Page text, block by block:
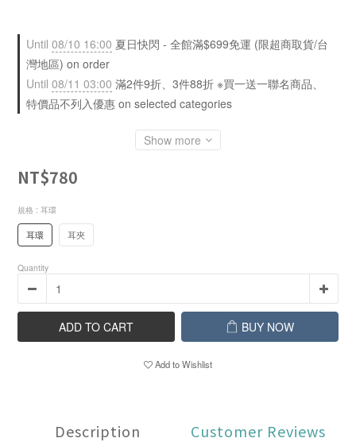
Until 08/10 16:00 夏日快閃 - 全館滿$699免運 (限超商取貨/台
灣地區) on order
Until 08/11 03:00 滿2件9折、3件88折 ※買一送一聯名商品、
特價品不列入優惠 on selected categories
Show more
NT$780
規格 : 耳環
耳環 耳夾
Quantity
ADD TO CART BUY NOW
Add to Wishlist
Description Customer Reviews